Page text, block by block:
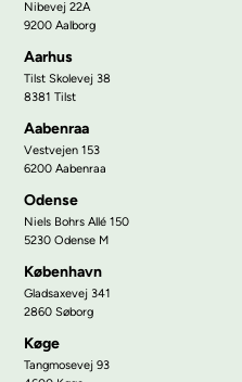
Nibevej 22A
9200 Aalborg
Aarhus
Tilst Skolevej 38
8381 Tilst
Aabenraa
Vestvejen 153
6200 Aabenraa
Odense
Niels Bohrs Allé 150
5230 Odense M
København
Gladsaxevej 341
2860 Søborg
Køge
Tangmosevej 93